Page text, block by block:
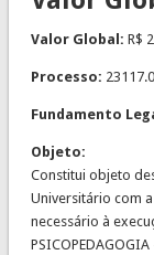
Valor Global: R$
Processo:
Fundamento
Objeto:
Constitui objeto
Universitário com
necessário à
PSICOPEDAGOGIA